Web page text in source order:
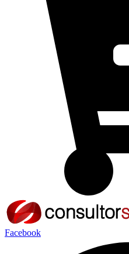
Facebook